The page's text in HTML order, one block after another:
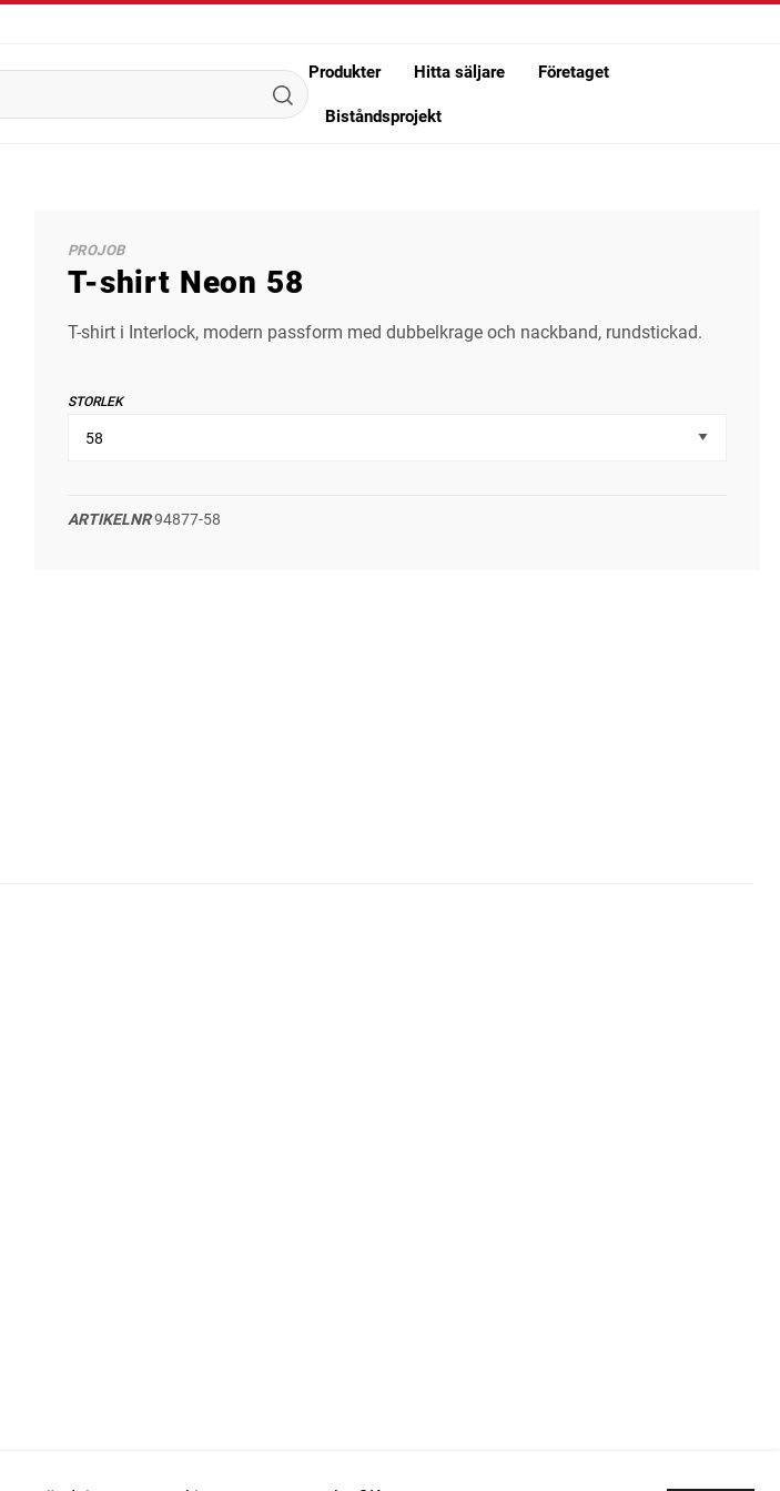
Produkter Hitta säljare Företaget
Biståndsprojekt
PROJOB
T-shirt Neon 58
T-shirt i Interlock, modern passform med dubbelkrage och nackband, rundstickad.
STORLEK
ARTIKELNR94877-58